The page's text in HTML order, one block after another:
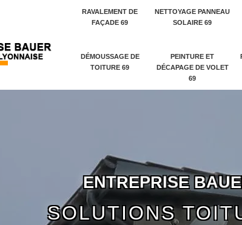
RAVALEMENT DE
FAÇADE 69
NETTOYAGE PANNEAU
SOLAIRE 69
DÉMOUSSAGE DE
TOITURE 69
PEINTURE ET
DÉCAPAGE DE VOLET
69
ENTREPRISE BAUE
SOLUTIONS